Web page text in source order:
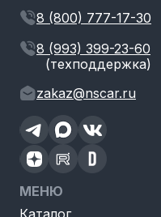
8 (800) 777-17-30
8 (993) 399-23-60
(техподдержка)
zakaz@nscar.ru
МЕНЮ